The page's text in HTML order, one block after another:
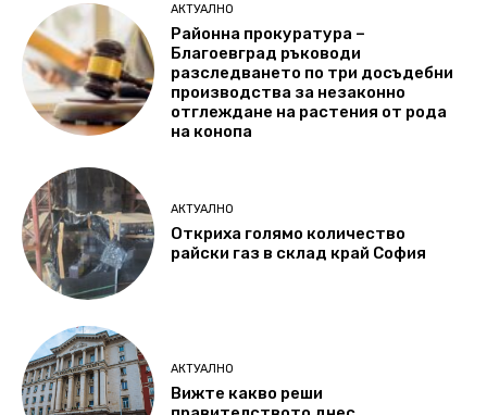
АКТУАЛНО
Районна прокуратура –
Благоевград ръководи
разследването по три досъдебни
производства за незаконно
отглеждане на растения от рода
на конопа
АКТУАЛНО
Откриха голямо количество
райски газ в склад край София
АКТУАЛНО
Вижте какво реши